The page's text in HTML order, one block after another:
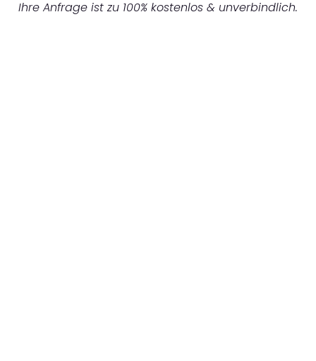
Ihre Anfrage ist zu 100% kostenlos & unverbindlich.